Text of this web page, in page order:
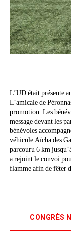
L’UD était présente
L’amicale de
promotion. Les
message devant les
bénévoles
véhicule Aïcha des
parcouru 6 km
a rejoint le convoi
flamme afin de fêter
CONGRÈS